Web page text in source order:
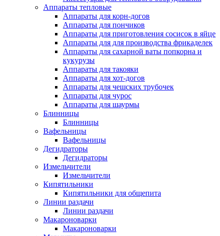
Аппараты тепловые
Аппараты для корн-догов
Аппараты для пончиков
Аппараты для приготовления сосисок в яйце
Аппараты для для производства фрикаделек
Аппараты для сахарной ваты попкорна и
кукурузы
Аппараты для такояки
Аппараты для хот-догов
Аппараты для чешских трубочек
Аппараты для чурос
Аппараты для шаурмы
Блинницы
Блинницы
Вафельницы
Вафельницы
Дегидраторы
Дегидраторы
Измельчители
Измельчители
Кипятильники
Кипятильники для общепита
Линии раздачи
Линии раздачи
Макароноварки
Макароноварки